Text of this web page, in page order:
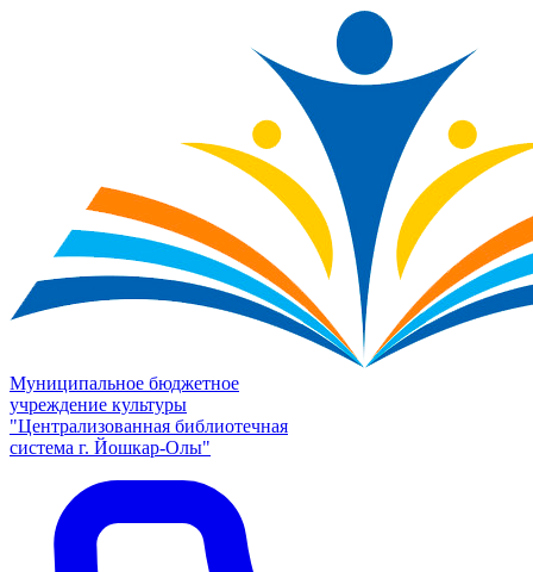
Муниципальное бюджетное
учреждение культуры
"Централизованная библиотечная
система г. Йошкар-Олы"